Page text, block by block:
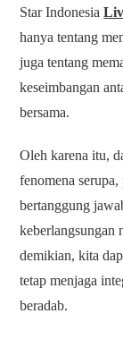
Star Indonesia
hanya tentang
juga tentang
keseimbangan
bersama.
Oleh karena itu,
fenomena
bertanggung
keberlangsungan
demikian, kita
tetap menjaga
beradab.